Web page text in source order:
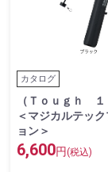
カタログ
（Ｔｏｕｇｈ １
＜マジカルテッ
ョン＞
6,600円 (税込)